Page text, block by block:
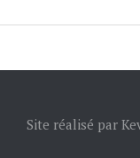
Site réalisé par